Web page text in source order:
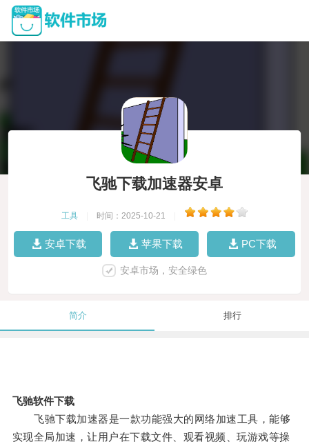
飞驰下载加速器安卓
工具 时间：2025-10-21
安卓下载 苹果下载 PC下载
安卓市场，安全绿色
简介 排行
飞驰软件下载
飞驰下载加速器是一款功能强大的网络加速工具，能够
实现全局加速，让用户在下载文件、观看视频、玩游戏等操